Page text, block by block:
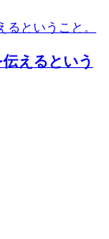
えるという